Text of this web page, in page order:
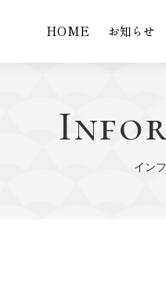
HOME お知らせ
イン